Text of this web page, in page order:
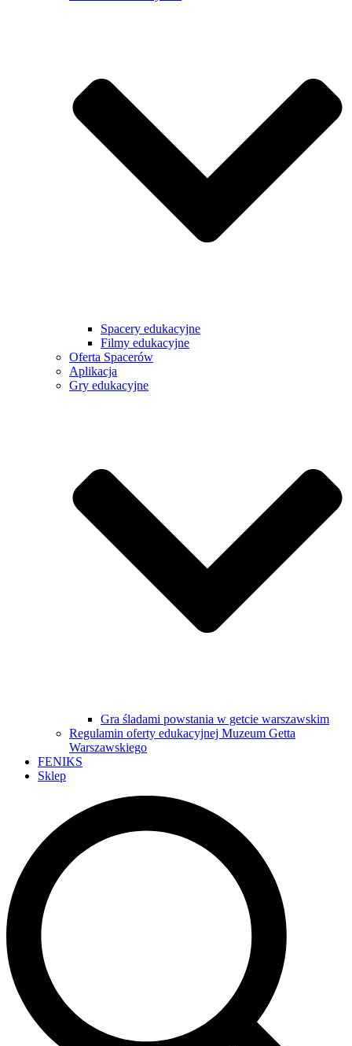
Spacery edukacyjne
Filmy edukacyjne
Oferta Spacerów
Aplikacja
Gry edukacyjne
Gra śladami powstania w getcie warszawskim
Regulamin oferty edukacyjnej Muzeum Getta
Warszawskiego
FENIKS
Sklep